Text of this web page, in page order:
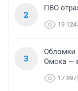
2
ПВО
19 124
3
Обломки
Омска —
17 897